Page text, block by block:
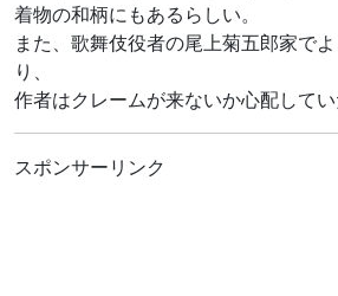
着物の和柄にもあるらしい。
また、歌舞伎役者の尾上菊五郎家で
り、
作者はクレームが来ないか心配してい
スポンサーリンク